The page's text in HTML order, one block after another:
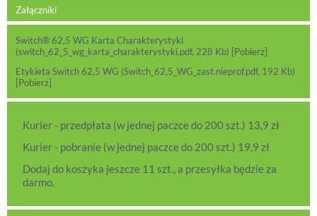
Załączniki
Switch® 62,5 WG Karta Charakterystyki
(switch_62_5_wg_karta_charakterystyki.pdf, 228 Kb) [Pobierz]
Etykieta Switch 62,5 WG (Switch_62,5_WG_zast.nieprof.pdf, 192 Kb)
[Pobierz]
Kurier - przedpłata (w jednej paczce do 200 szt.) 13,9 zł
Kurier - pobranie (w jednej paczce do 200 szt.) 19,9 zł
Dodaj do koszyka jeszcze 11 szt., a przesyłka będzie za
darmo.